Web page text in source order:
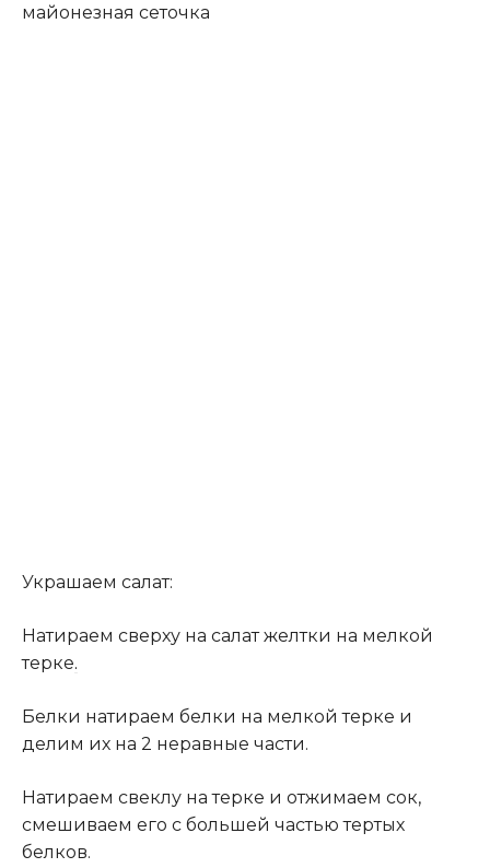
майонезная сеточка
Украшаем салат:
Натираем сверху на салат желтки на мелкой
терке.
Белки натираем белки на мелкой терке и
делим их на 2 неравные части.
Натираем свеклу на терке и отжимаем сок,
смешиваем его с большей частью тертых
белков.